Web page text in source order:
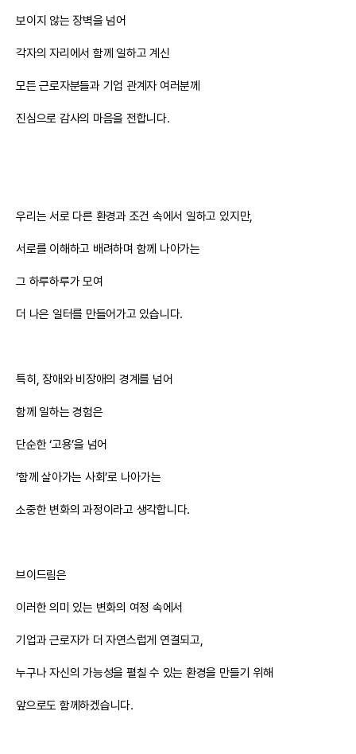
보이지 않는 장벽을 넘어
각자의 자리에서 함께 일하고 계신
모든 근로자분들과 기업 관계자 여러분께
진심으로 감사의 마음을 전합니다.
우리는 서로 다른 환경과 조건 속에서 일하고 있지만,
서로를 이해하고 배려하며 함께 나아가는
그 하루하루가 모여
더 나은 일터를 만들어가고 있습니다.
특히, 장애와 비장애의 경계를 넘어
함께 일하는 경험은
단순한 ‘고용’을 넘어
‘함께 살아가는 사회’로 나아가는
소중한 변화의 과정이라고 생각합니다.
브이드림은
이러한 의미 있는 변화의 여정 속에서
기업과 근로자가 더 자연스럽게 연결되고,
누구나 자신의 가능성을 펼칠 수 있는 환경을 만들기 위해
앞으로도 함께하겠습니다.